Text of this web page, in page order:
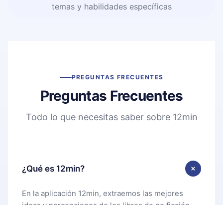
temas y habilidades específicas
PREGUNTAS FRECUENTES
Preguntas Frecuentes
Todo lo que necesitas saber sobre 12min
¿Qué es 12min?
En la aplicación 12min, extraemos las mejores